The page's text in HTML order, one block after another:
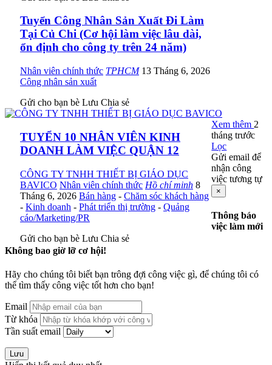
Tuyển Công Nhân Sản Xuất Đi Làm
Tại Củ Chi (Cơ hội làm việc lâu dài,
ổn định cho công ty trên 24 năm)
Nhân viên chính thức TPHCM 13 Tháng 6, 2026
Công nhân sản xuất
Gửi cho bạn bè Lưu Chia sẻ
TUYỂN 10 NHÂN VIÊN KINH
DOANH LÀM VIỆC QUẬN 12
CÔNG TY TNHH THIẾT BỊ GIÁO DỤC
BAVICO Nhân viên chính thức Hồ chí minh 8
Tháng 6, 2026 Bán hàng - Chăm sóc khách hàng
- Kinh doanh - Phát triển thị trường - Quảng
cáo/Marketing/PR
Gửi cho bạn bè Lưu Chia sẻ
Xem thêm 2
tháng trước
Lọc
Gửi email để
nhận công
việc tương tự
×
Thông báo
việc làm mới
Không bao giờ lỡ cơ hội!
Hãy cho chúng tôi biết bạn trông đợi công việc gì, để chúng tôi có
thể tìm thấy công việc tốt hơn cho bạn!
Email
Từ khóa
Tần suất email
Lưu